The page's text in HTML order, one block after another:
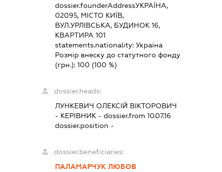
dossier.founderAddressУКРАЇНА,
02095, МІСТО КИЇВ,
ВУЛ.УРЛІВСЬКА, БУДИНОК 16,
КВАРТИРА 101
statements.nationality:Україна
Розмір внеску до статутного фонду
(грн.):100 (100 %)
dossier.heads:
ЛУНКЕВИЧ ОЛЕКСІЙ ВІКТОРОВИЧ
- КЕРІВНИК - dossier.from 10.07.16
dossier.position -
dossier.beneficiaries:
ПАЛАМАРЧУК ЛЮБОВ